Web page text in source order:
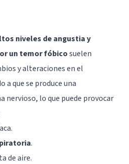
niveles de angustia y
un temor fóbicosuelen
y alteraciones en el
a que se produce una
nervioso, lo que puede provocar
.
de aire.